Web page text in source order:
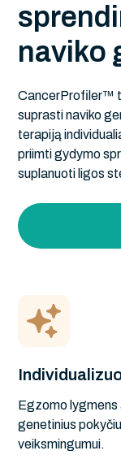
sprend i
navi ko
CancerProfiler™
suprasti naviko
terapiją
priimti gydymo
suplanuoti ligos
Egzomo lygmens
genetinius
veiksmingumui.